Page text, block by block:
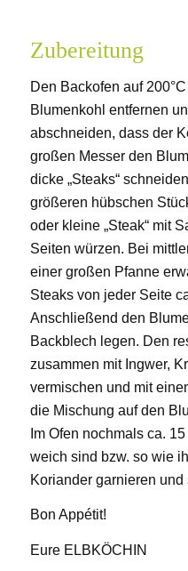
Zubereitung
Den Backofen auf
Blumenkohl entfernen
abschneiden, dass der
großen Messer den
dicke „Steaks“
größeren hübschen
oder kleine „Steak“ mit
Seiten würzen. Bei
einer großen Pfanne
Steaks von jeder Seite
Anschließend den
Backblech legen. Den
zusammen mit Ingwer,
vermischen und mit
die Mischung auf den
Im Ofen nochmals ca.
weich sind bzw. so wie
Koriander garnieren und
Bon Appétit!
Eure ELBKÖCHIN